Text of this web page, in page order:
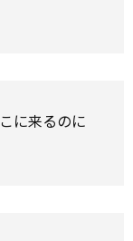
に来るのに